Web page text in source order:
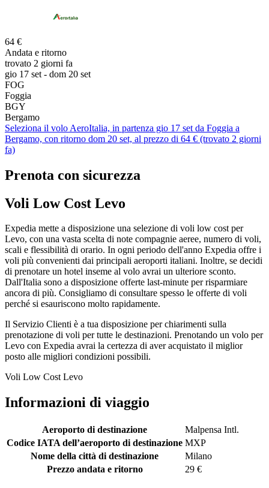
64 €
Andata e ritorno
trovato 2 giorni fa
gio 17 set - dom 20 set
FOG
Foggia
BGY
Bergamo
Seleziona il volo AeroItalia, in partenza gio 17 set da Foggia a
Bergamo, con ritorno dom 20 set, al prezzo di 64 € (trovato 2 giorni
fa)
Prenota con sicurezza
Voli Low Cost Levo
Expedia mette a disposizione una selezione di voli low cost per
Levo, con una vasta scelta di note compagnie aeree, numero di voli,
scali e flessibilità di orario. In ogni periodo dell'anno Expedia offre i
voli più convenienti dai principali aeroporti italiani. Inoltre, se decidi
di prenotare un hotel inseme al volo avrai un ulteriore sconto.
Dall'Italia sono a disposizione offerte last-minute per risparmiare
ancora di più. Consigliamo di consultare spesso le offerte di voli
perché si esauriscono molto rapidamente.
Il Servizio Clienti è a tua disposizione per chiarimenti sulla
prenotazione di voli per tutte le destinazioni. Prenotando un volo per
Levo con Expedia avrai la certezza di aver acquistato il miglior
posto alle migliori condizioni possibili.
Voli Low Cost Levo
Informazioni di viaggio
Aeroporto di destinazione
Malpensa Intl.
Codice IATA dell’aeroporto di destinazione MXP
Nome della città di destinazione
Milano
Prezzo andata e ritorno
29 €